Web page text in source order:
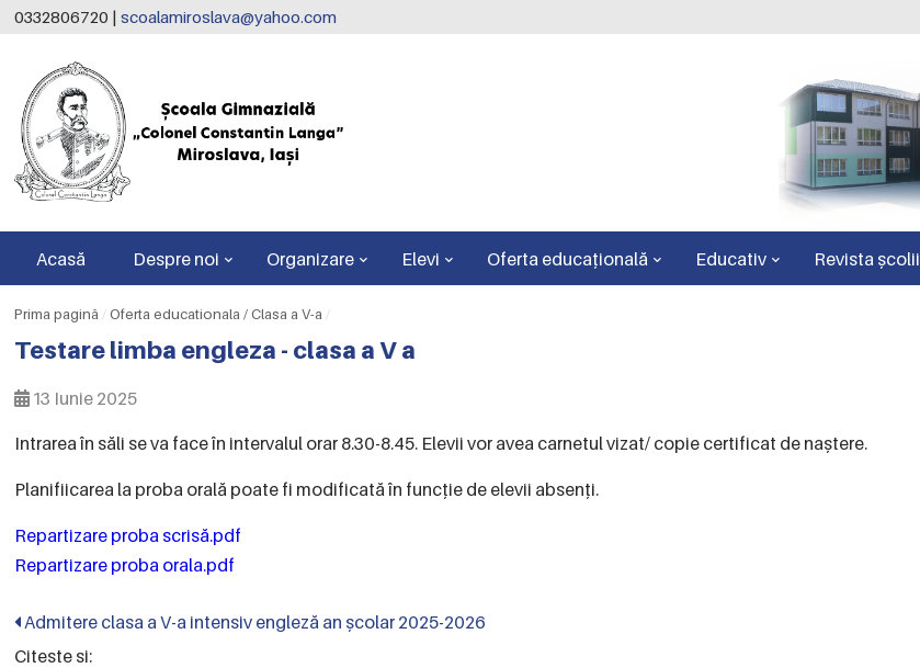
0332806720 |scoalamiroslava@yahoo.com
Acasă Despre noi Organizare Elevi Oferta educațională Educativ Revista școlii
Prima pagină /Oferta educationala / Clasa a V-a /
Testare limba engleza - clasa a V a
13 Iunie 2025
Intrarea în săli se va face în intervalul orar 8.30-8.45. Elevii vor avea carnetul vizat/ copie certificat de naștere.
Planifiicarea la proba orală poate fi modificată în funcție de elevii absenți.
Repartizare proba scrisă.pdf
Repartizare proba orala.pdf
Admitere clasa a V-a intensiv engleză an școlar 2025-2026
Citeste si: